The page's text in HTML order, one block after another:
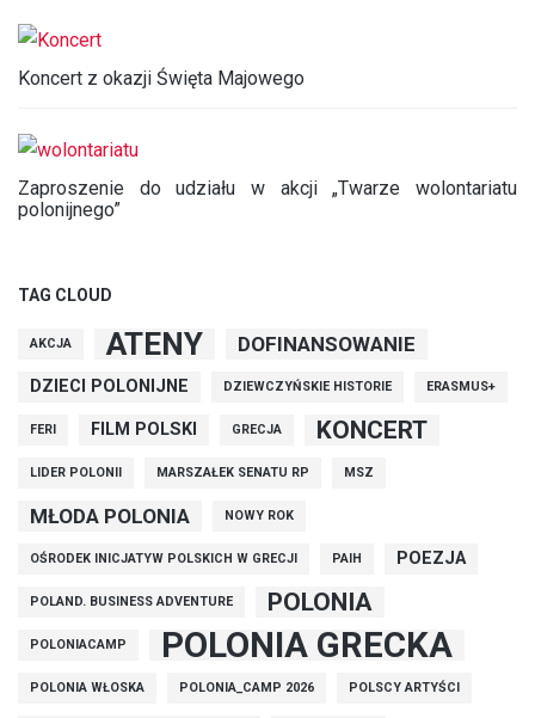
Koncert z okazji Święta Majowego
Zaproszenie do udziału w akcji „Twarze wolontariatu
polonijnego”
TAG CLOUD
AKCJA ATENY DOFINANSOWANIE
DZIECI POLONIJNE DZIEWCZYŃSKIE HISTORIE ERASMUS+
FERI FILM POLSKI GRECJA KONCERT
LIDER POLONII MARSZAŁEK SENATU RP MSZ
MŁODA POLONIA NOWY ROK
OŚRODEK INICJATYW POLSKICH W GRECJI PAIH POEZJA
POLAND. BUSINESS ADVENTURE POLONIA
POLONIACAMP POLONIA GRECKA
POLONIA WŁOSKA POLONIA_CAMP 2026 POLSCY ARTYŚCI